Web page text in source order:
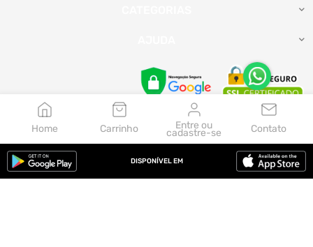
Home Carrinho Entre ou
cadastre-se Contato
DISPONÍVEL EM